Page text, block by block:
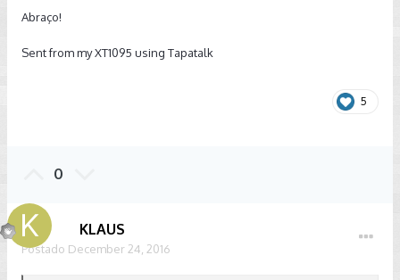
Abraço!
Sent from my XT1095 using Tapatalk
5
0
KLAUS
Postado December 24, 2016